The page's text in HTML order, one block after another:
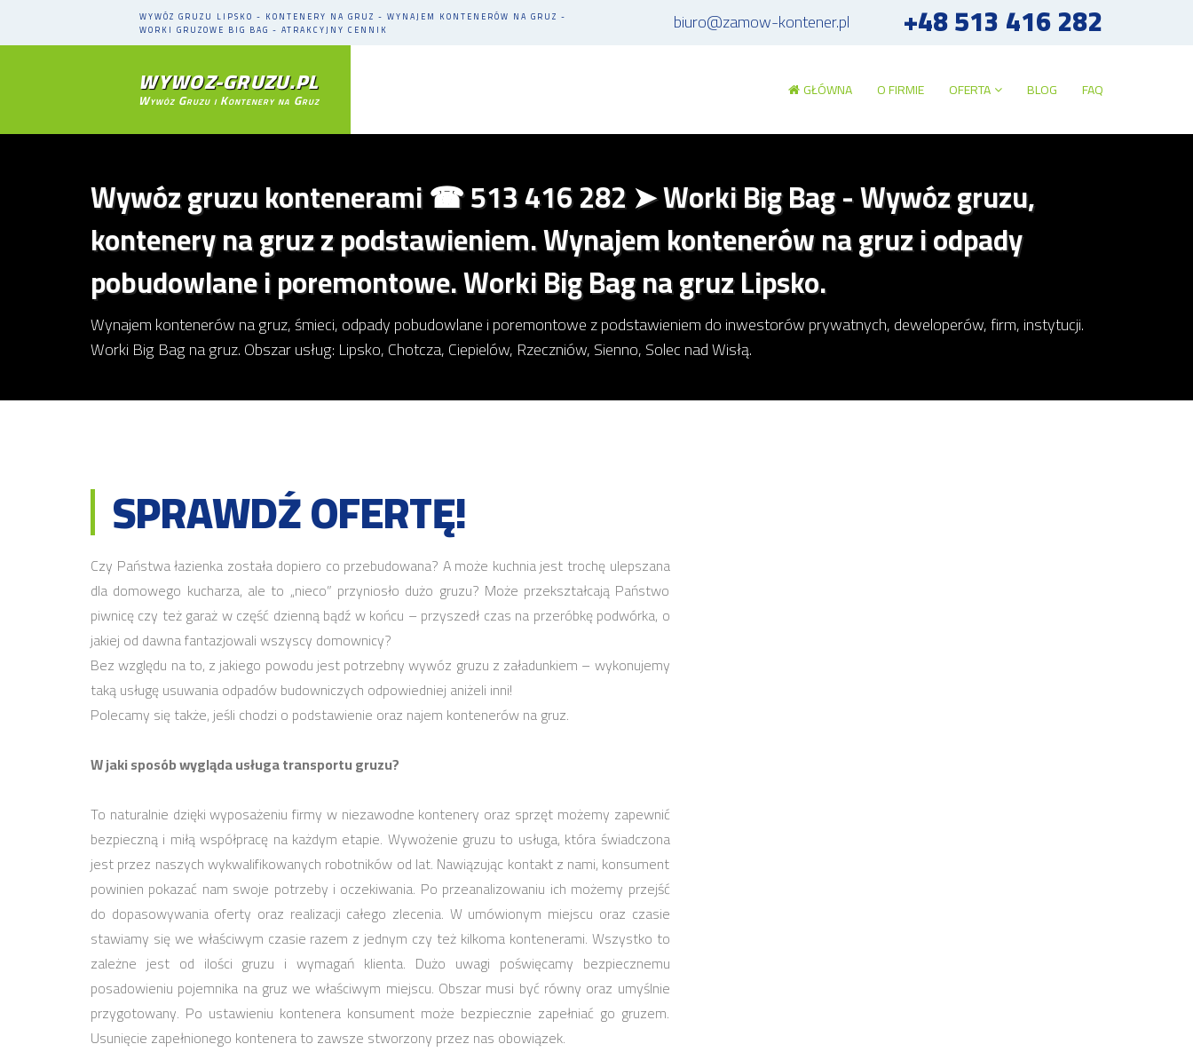
WYWÓZ GRUZU LIPSKO - KONTENERY NA GRUZ - WYNAJEM KONTENERÓW NA GRUZ -
WORKI GRUZOWE BIG BAG - ATRAKCYJNY CENNIK
biuro@zamow-kontener.pl +48 513 416 282
WYWOZ-GRUZU.PL
Wywóz Gruzu i Kontenery na Gruz GŁÓWNA O FIRMIE OFERTA BLOG FAQ
Wywóz gruzu kontenerami ☎ 513 416 282 ➤ Worki Big Bag - Wywóz gruzu,
kontenery na gruz z podstawieniem. Wynajem kontenerów na gruz i odpady
pobudowlane i poremontowe. Worki Big Bag na gruz Lipsko.
Wynajem kontenerów na gruz, śmieci, odpady pobudowlane i poremontowe z podstawieniem do inwestorów prywatnych, deweloperów, firm, instytucji.
Worki Big Bag na gruz. Obszar usług: Lipsko, Chotcza, Ciepielów, Rzeczniów, Sienno, Solec nad Wisłą.
SPRAWDŹ OFERTĘ!
Czy Państwa łazienka została dopiero co przebudowana? A może kuchnia jest trochę ulepszana
dla domowego kucharza, ale to „nieco” przyniosło dużo gruzu? Może przekształcają Państwo
piwnicę czy też garaż w część dzienną bądź w końcu – przyszedł czas na przeróbkę podwórka, o
jakiej od dawna fantazjowali wszyscy domownicy?
Bez względu na to, z jakiego powodu jest potrzebny wywóz gruzu z załadunkiem – wykonujemy
taką usługę usuwania odpadów budowniczych odpowiedniej aniżeli inni!
Polecamy się także, jeśli chodzi o podstawienie oraz najem kontenerów na gruz.
W jaki sposób wygląda usługa transportu gruzu?
To naturalnie dzięki wyposażeniu firmy w niezawodne kontenery oraz sprzęt możemy zapewnić
bezpieczną i miłą współpracę na każdym etapie. Wywożenie gruzu to usługa, która świadczona
jest przez naszych wykwalifikowanych robotników od lat. Nawiązując kontakt z nami, konsument
powinien pokazać nam swoje potrzeby i oczekiwania. Po przeanalizowaniu ich możemy przejść
do dopasowywania oferty oraz realizacji całego zlecenia. W umówionym miejscu oraz czasie
stawiamy się we właściwym czasie razem z jednym czy też kilkoma kontenerami. Wszystko to
zależne jest od ilości gruzu i wymagań klienta. Dużo uwagi poświęcamy bezpiecznemu
posadowieniu pojemnika na gruz we właściwym miejscu. Obszar musi być równy oraz umyślnie
przygotowany. Po ustawieniu kontenera konsument może bezpiecznie zapełniać go gruzem.
Usunięcie zapełnionego kontenera to zawsze stworzony przez nas obowiązek.